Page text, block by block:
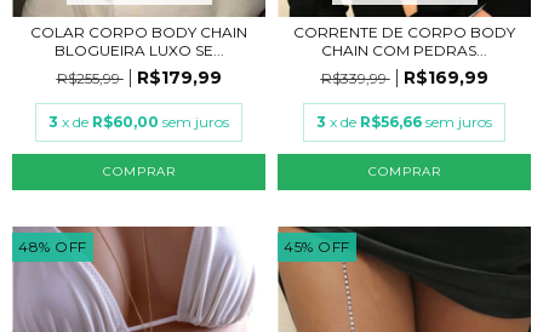
COLAR CORPO BODY CHAIN
BLOGUEIRA LUXO SE...
R$255,99
R$179,99
3 x de R$60,00 sem juros
COMPRAR
CORRENTE DE CORPO BODY
CHAIN COM PEDRAS...
R$339,99
R$169,99
3 x de R$56,66 sem juros
COMPRAR
48% OFF 45% OFF